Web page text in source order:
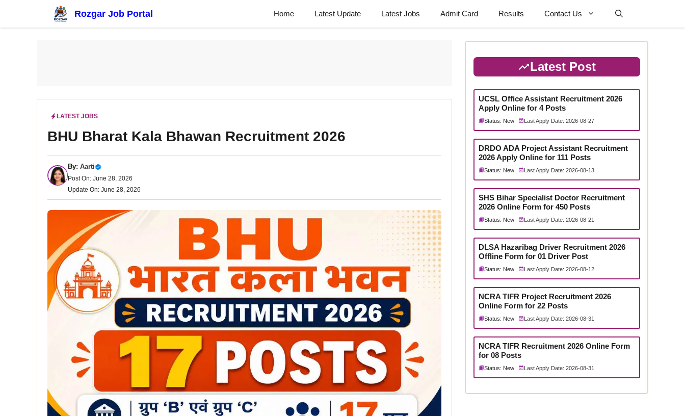
Rozgar Job Portal Home Latest Update Latest Jobs Admit Card Results Contact Us
LATEST JOBS
BHU Bharat Kala Bhawan Recruitment 2026
By: Aarti
Post On: June 28, 2026
Update On: June 28, 2026
Latest Post
UCSL Office Assistant Recruitment 2026
Apply Online for 4 Posts
Status: New Last Apply Date: 2026-08-27
DRDO ADA Project Assistant Recruitment
2026 Apply Online for 111 Posts
Status: New Last Apply Date: 2026-08-13
SHS Bihar Specialist Doctor Recruitment
2026 Online Form for 450 Posts
Status: New Last Apply Date: 2026-08-21
DLSA Hazaribag Driver Recruitment 2026
Offline Form for 01 Driver Post
Status: New Last Apply Date: 2026-08-12
NCRA TIFR Project Recruitment 2026
Online Form for 22 Posts
Status: New Last Apply Date: 2026-08-31
NCRA TIFR Recruitment 2026 Online Form
for 08 Posts
Status: New Last Apply Date: 2026-08-31